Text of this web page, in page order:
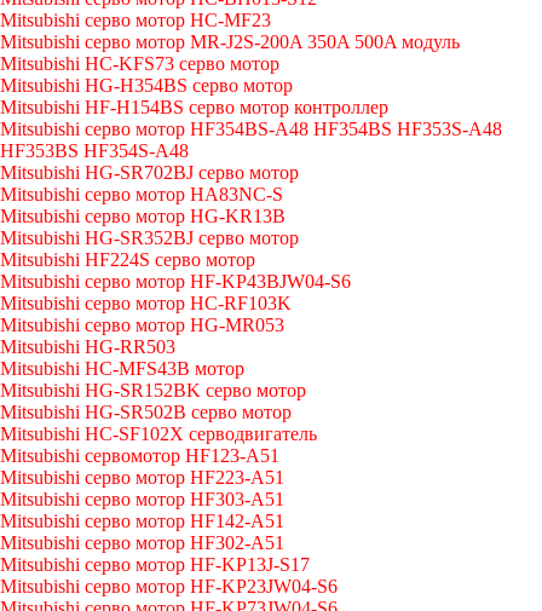
Mitsubishi серво мотор HC-MF23
Mitsubishi серво мотор MR-J2S-200A 350A 500A модуль
Mitsubishi HC-KFS73 серво мотор
Mitsubishi HG-H354BS серво мотор
Mitsubishi HF-H154BS серво мотор контроллер
Mitsubishi серво мотор HF354BS-A48 HF354BS HF353S-A48
HF353BS HF354S-A48
Mitsubishi HG-SR702BJ серво мотор
Mitsubishi серво мотор HA83NC-S
Mitsubishi серво мотор HG-KR13B
Mitsubishi HG-SR352BJ серво мотор
Mitsubishi HF224S серво мотор
Mitsubishi серво мотор HF-KP43BJW04-S6
Mitsubishi серво мотор HC-RF103K
Mitsubishi серво мотор HG-MR053
Mitsubishi HG-RR503
Mitsubishi HC-MFS43B мотор
Mitsubishi HG-SR152BK серво мотор
Mitsubishi HG-SR502B серво мотор
Mitsubishi HC-SF102X серводвигатель
Mitsubishi сервомотор HF123-A51
Mitsubishi серво мотор HF223-A51
Mitsubishi серво мотор HF303-A51
Mitsubishi серво мотор HF142-A51
Mitsubishi серво мотор HF302-A51
Mitsubishi серво мотор HF-KP13J-S17
Mitsubishi серво мотор HF-KP23JW04-S6